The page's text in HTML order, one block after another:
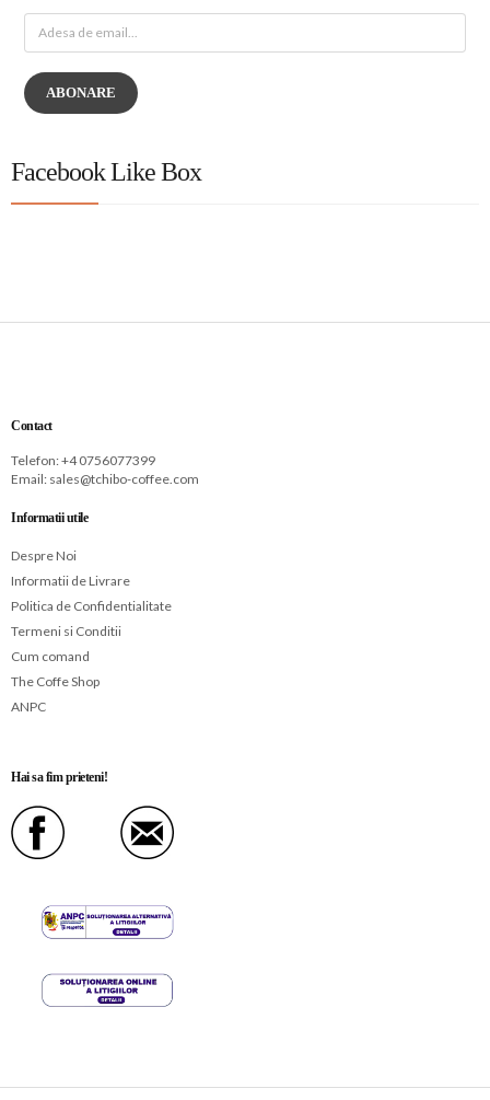
ABONARE
Facebook Like Box
Contact
Telefon: +4 0756077399
Email: sales@tchibo-coffee.com
Informatii utile
Despre Noi
Informatii de Livrare
Politica de Confidentialitate
Termeni si Conditii
Cum comand
The Coffe Shop
ANPC
Hai sa fim prieteni!